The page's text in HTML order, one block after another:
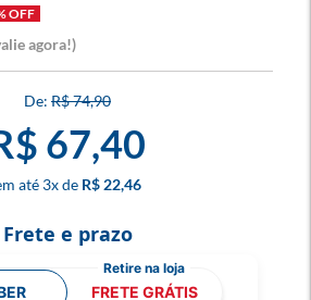
OFF
agora!
R$ 74,90
67,40
3x R$ 22,46
Frete e prazo
FRETE GRÁTIS